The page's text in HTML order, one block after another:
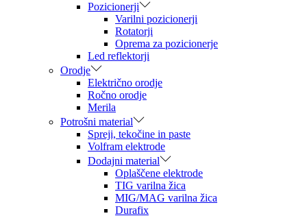
Pozicionerji
Varilni pozicionerji
Rotatorji
Oprema za pozicionerje
Led reflektorji
Orodje
Električno orodje
Ročno orodje
Merila
Potrošni material
Spreji, tekočine in paste
Volfram elektrode
Dodajni material
Oplaščene elektrode
TIG varilna žica
MIG/MAG varilna žica
Durafix